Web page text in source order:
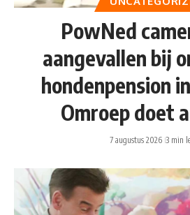
PowNed
aangevallen bij
hondenpension
Omroep doet
7 augustus 2026 3 min